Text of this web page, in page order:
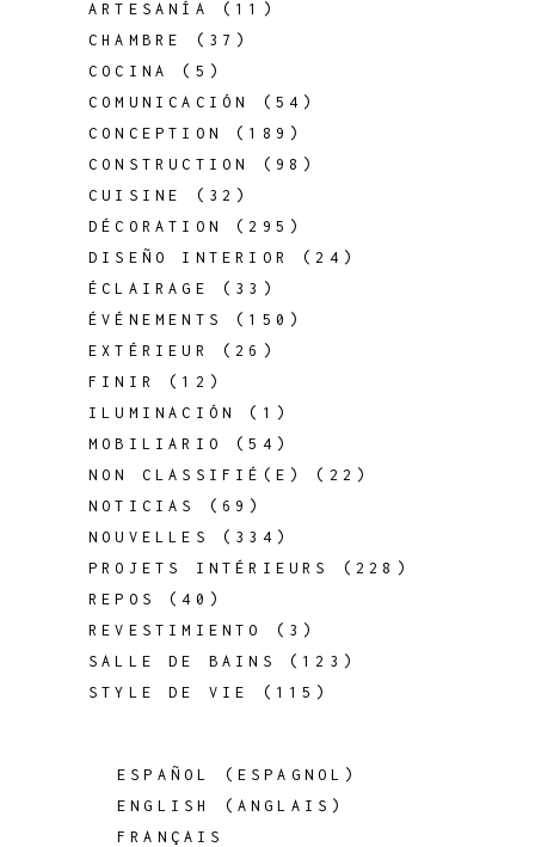
ARTESANÍA
(11)
CHAMBRE
(37)
COCINA
(5)
COMUNICACIÓN
(54)
CONCEPTION
(189)
CONSTRUCTION
(98)
CUISINE
(32)
DÉCORATION
(295)
DISEÑO INTERIOR
(24)
ÉCLAIRAGE
(33)
ÉVÉNEMENTS
(150)
EXTÉRIEUR
(26)
FINIR
(12)
ILUMINACIÓN
(1)
MOBILIARIO
(54)
NON CLASSIFIÉ(E)
(22)
NOTICIAS
(69)
NOUVELLES
(334)
PROJETS INTÉRIEURS
(228)
REPOS
(40)
REVESTIMIENTO
(3)
SALLE DE BAINS
(123)
STYLE DE VIE
(115)
ESPAÑOL ( ESPAGNOL
)
ENGLISH
( ANGLAIS )
FRANÇAIS